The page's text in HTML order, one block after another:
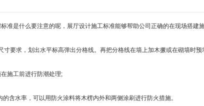
准是什么要注意的呢， 展厅设计施工标准能够帮助公司正确的在现场搭建
寸要求，划出水平标高弹出分格线。再把分格线在墙上加木撅或在砌墙时
施工前进行防潮处理;
含水率，可以用防火涂料将木楞内外和两侧涂刷进行防火措施。